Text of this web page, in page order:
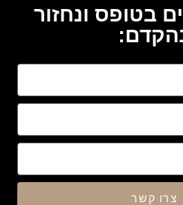
בטופס ונחזור
צרו קשר